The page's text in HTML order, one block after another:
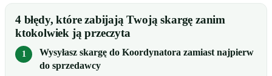
4 błędy, które zabijają Twoją skargę zanim
ktokolwiek ją przeczyta
Wysyłasz skargę do Koordynatora zamiast najpierw
do sprzedawcy